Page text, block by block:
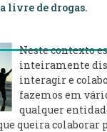
livre de drogas.
Neste contexto
inteiramente
interagir e
fazemos em
qualquer
queira colaborar